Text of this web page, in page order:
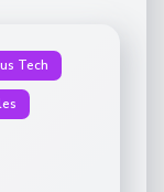
Tech